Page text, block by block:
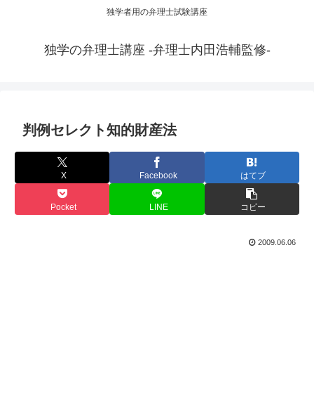
独学者用の弁理士試験講座
独学の弁理士講座 -弁理士内田浩輔監修-
判例セレクト知的財産法
X Facebook はてブ
Pocket LINE コピー
2009.06.06